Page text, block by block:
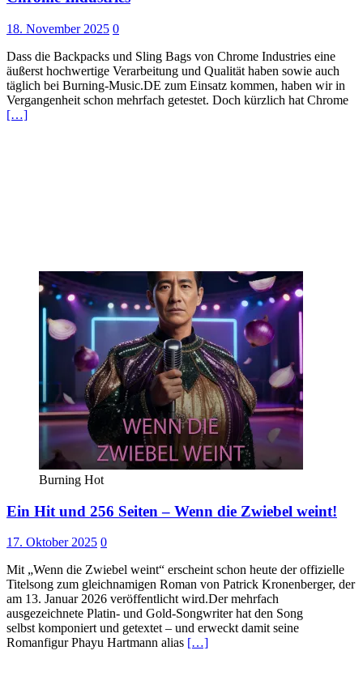
18. November 2025 0
Dass die Backpacks und Sling Bags von Chrome Industries eine
äußerst hochwertige Verarbeitung und Qualität haben sowie auch
täglich bei Burning-Music.DE zum Einsatz kommen, haben wir in
Vergangenheit schon mehrfach getestet. Doch kürzlich hat Chrome
[…]
Burning Hot
Ein Hit und 256 Seiten – Wenn die Zwiebel weint!
17. Oktober 2025 0
Mit „Wenn die Zwiebel weint“ erscheint schon heute der offizielle
Titelsong zum gleichnamigen Roman von Patrick Kronenberger, der
am 13. Januar 2026 veröffentlicht wird.Der mehrfach
ausgezeichnete Platin- und Gold-Songwriter hat den Song
selbst komponiert und getextet – und erweckt damit seine
Romanfigur Phayu Hartmann alias […]